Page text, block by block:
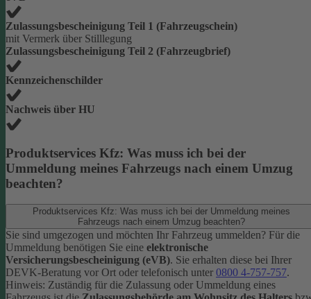
Zulassungsbescheinigung Teil 1 (Fahrzeugschein)
mit Vermerk über Stilllegung
Zulassungsbescheinigung Teil 2 (Fahrzeugbrief)
Kennzeichenschilder
Nachweis über HU
Produktservices Kfz: Was muss ich bei der
Ummeldung meines Fahrzeugs nach einem Umzug
beachten?
Produktservices Kfz: Was muss ich bei der Ummeldung meines
Fahrzeugs nach einem Umzug beachten?
Sie sind umgezogen und möchten Ihr Fahrzeug ummelden? Für die
Ummeldung benötigen Sie eine elektronische
Versicherungsbescheinigung (eVB). Sie erhalten diese bei Ihrer
DEVK-Beratung vor Ort oder telefonisch unter 0800 4-757-757.
Hinweis: Zuständig für die Zulassung oder Ummeldung eines